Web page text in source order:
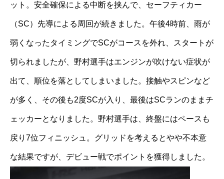
ット。安全確保による中断を挟んで、セーフティカー
（SC）先導による周回が続きました。午後4時前、雨が
弱くなったタイミングでSCがコースを外れ、スタートが
切られましたが、野村選手はエンジンが吹けない症状が
出て、順位を落としてしまいました。接触やスピンなど
が多く、その後も2度SCが入り、最後はSCランのままチ
ェッカーとなりました。野村選手は、終盤にはペースも
戻り7位フィニッシュ。グリッドを考えるとやや不本意
な結果ですが、デビュー戦でポイントを獲得しました。